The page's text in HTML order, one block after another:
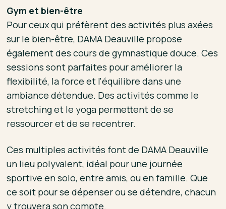
Gym et bien-être
Pour ceux qui préfèrent des activités plus axées
sur le bien-être, DAMA Deauville propose
également des cours de gymnastique douce. Ces
sessions sont parfaites pour améliorer la
flexibilité, la force et l'équilibre dans une
ambiance détendue. Des activités comme le
stretching et le yoga permettent de se
ressourcer et de se recentrer.
Ces multiples activités font de DAMA Deauville
un lieu polyvalent, idéal pour une journée
sportive en solo, entre amis, ou en famille. Que
ce soit pour se dépenser ou se détendre, chacun
y trouvera son compte.